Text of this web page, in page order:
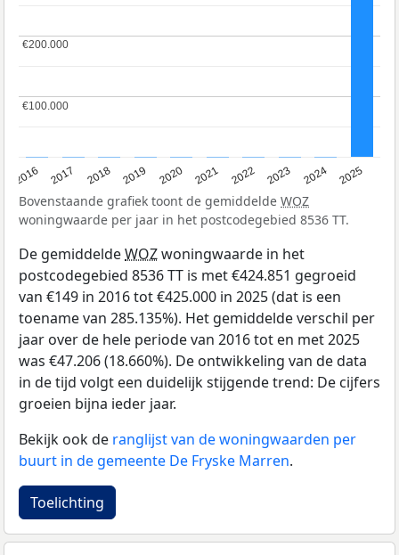
2016 2017 2018 2019 2020 2021 2022 2023 2024 2025
€100.000
€100.000
€200.000
€200.000
Bovenstaande grafiek toont de gemiddelde WOZ
woningwaarde per jaar in het postcodegebied 8536 TT.
De gemiddeldeWOZwoningwaarde in het
postcodegebied 8536 TT is met €424.851 gegroeid
van €149 in 2016 tot €425.000 in 2025 (dat is een
toename van 285.135%). Het gemiddelde verschil per
jaar over de hele periode van 2016 tot en met 2025
was €47.206 (18.660%). De ontwikkeling van de data
in de tijd volgt een duidelijk stijgende trend: De cijfers
groeien bijna ieder jaar.
Bekijk ook de ranglijst van de woningwaarden per
buurt in de gemeente De Fryske Marren.
Toelichting